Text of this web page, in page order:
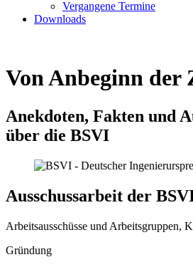
Vergangene Termine
Downloads
Von Anbeginn der
Anekdoten, Fakten und
über die BSVI
Ausschussarbeit der
Arbeitsausschüsse und Arbeitsgruppen,
Gründung